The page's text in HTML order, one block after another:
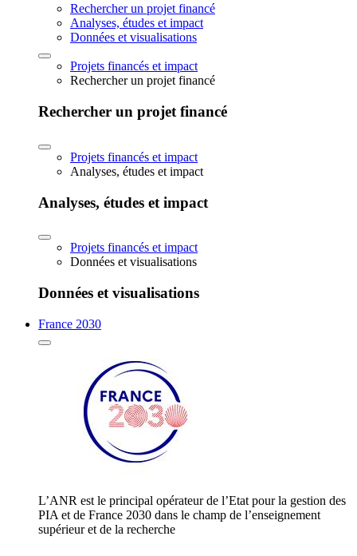
Rechercher un projet financé
Analyses, études et impact
Données et visualisations
Projets financés et impact
Rechercher un projet financé
Rechercher un projet financé
Projets financés et impact
Analyses, études et impact
Analyses, études et impact
Projets financés et impact
Données et visualisations
Données et visualisations
France 2030
L’ANR est le principal opérateur de l’Etat pour la gestion des
PIA et de France 2030 dans le champ de l’enseignement
supérieur et de la recherche